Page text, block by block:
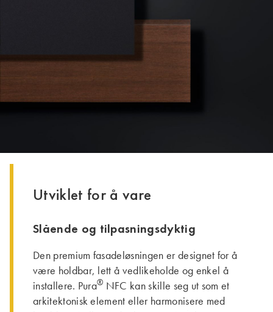
Utviklet for å vare
Slående og tilpasningsdyktig
Den premium fasadeløsningen er designet for å
være holdbar, lett å vedlikeholde og enkel å
installere. Pura® NFC kan skille seg ut som et
arkitektonisk element eller harmonisere med